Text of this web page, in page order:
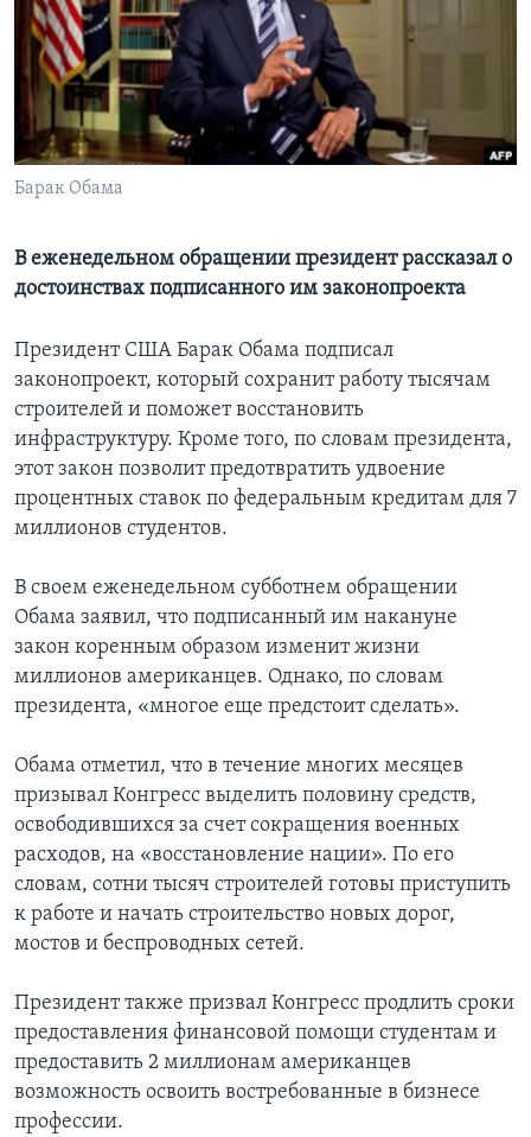
Learning English
СОЦИАЛЬНЫЕ СЕТИ
Барак Обама
В еженедельном обращении президент рассказал о
достоинствах подписанного им законопроекта
Президент США Барак Обама подписал
законопроект, который сохранит работу тысячам
строителей и поможет восстановить
инфраструктуру. Кроме того, по словам президента,
этот закон позволит предотвратить удвоение
процентных ставок по федеральным кредитам для 7
миллионов студентов.
В своем еженедельном субботнем обращении
Обама заявил, что подписанный им накануне
закон коренным образом изменит жизни
миллионов американцев. Однако, по словам
президента, «многое еще предстоит сделать».
Обама отметил, что в течение многих месяцев
призывал Конгресс выделить половину средств,
освободившихся за счет сокращения военных
расходов, на «восстановление нации». По его
словам, сотни тысяч строителей готовы приступить
к работе и начать строительство новых дорог,
мостов и беспроводных сетей.
Президент также призвал Конгресс продлить сроки
предоставления финансовой помощи студентам и
предоставить 2 миллионам американцев
возможность освоить востребованные в бизнесе
профессии.